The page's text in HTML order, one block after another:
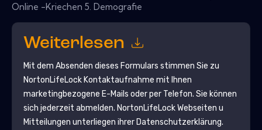
Online -Kriechen 5. Demografie
Weiterlesen
Mit dem Absenden dieses Formulars stimmen Sie zu
NortonLifeLockKontaktaufnahme mit Ihnen
marketingbezogene E-Mails oder per Telefon. Sie können
sich jederzeit abmelden. NortonLifeLockWebseiten u
Mitteilungen unterliegen ihrer Datenschutzerklärung.